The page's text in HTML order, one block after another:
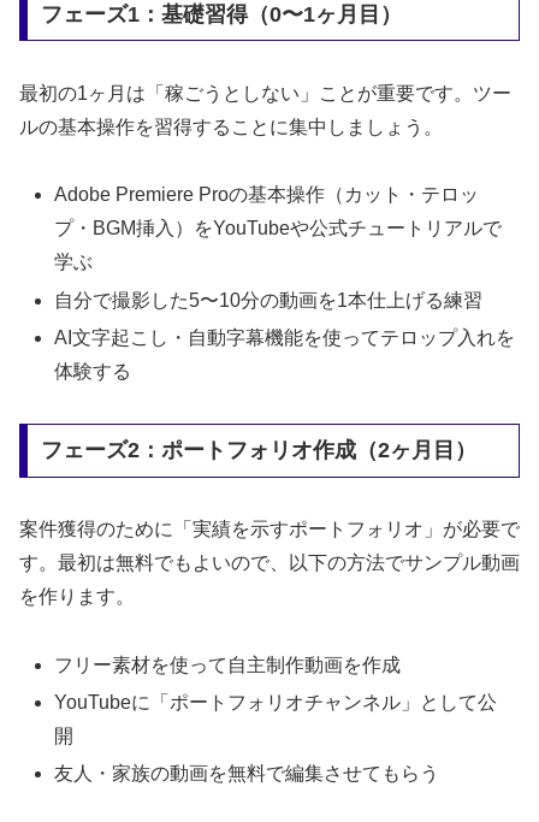
フェーズ1：基礎習得（0〜1ヶ月目）
最初の1ヶ月は「稼ごうとしない」ことが重要です。ツー
ルの基本操作を習得することに集中しましょう。
Adobe Premiere Proの基本操作（カット・テロッ
プ・BGM挿入）をYouTubeや公式チュートリアルで
学ぶ
自分で撮影した5〜10分の動画を1本仕上げる練習
AI文字起こし・自動字幕機能を使ってテロップ入れを
体験する
フェーズ2：ポートフォリオ作成（2ヶ月目）
案件獲得のために「実績を示すポートフォリオ」が必要で
す。最初は無料でもよいので、以下の方法でサンプル動画
を作ります。
フリー素材を使って自主制作動画を作成
YouTubeに「ポートフォリオチャンネル」として公
開
友人・家族の動画を無料で編集させてもらう